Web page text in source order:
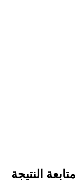
متابعة النتيجة